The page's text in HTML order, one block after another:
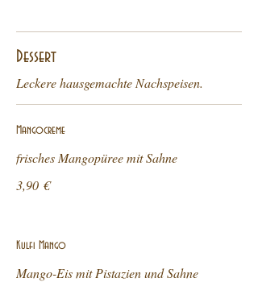
Dessert
Leckere hausgemachte Nachspeisen.
Mangocreme
frisches Mangopüree mit Sahne
3,90 €
Kulfi Mango
Mango-Eis mit Pistazien und Sahne